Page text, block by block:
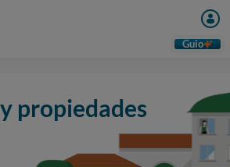
Guio
propiedades